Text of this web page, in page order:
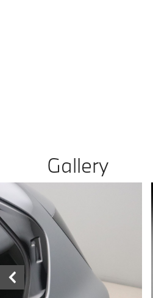
Gallery